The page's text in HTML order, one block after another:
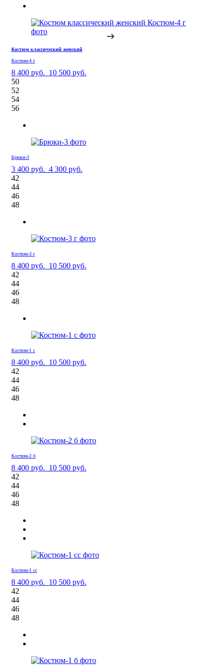
Костюм классический женский
Костюм-4 г
8 400 руб. 10 500 руб.
50
52
54
56
Брюки-3
3 400 руб. 4 300 руб.
42
44
46
48
Костюм-3 г
8 400 руб. 10 500 руб.
42
44
46
48
Костюм-1 с
8 400 руб. 10 500 руб.
42
44
46
48
Костюм-2 б
8 400 руб. 10 500 руб.
42
44
46
48
Костюм-1 сс
8 400 руб. 10 500 руб.
42
44
46
48